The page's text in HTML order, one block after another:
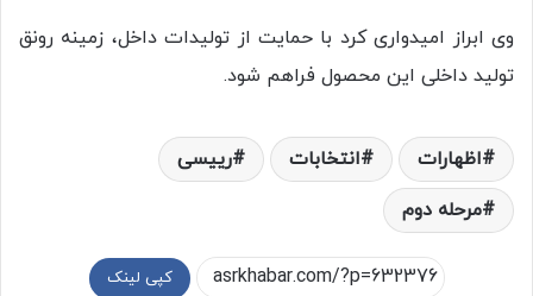
وی ابراز امیدواری کرد با حمایت از تولیدات داخل، زمینه رونق
تولید داخلی این محصول فراهم شود.
اظهارات انتخابات
رییسی
مرحله دوم
کپی لینک